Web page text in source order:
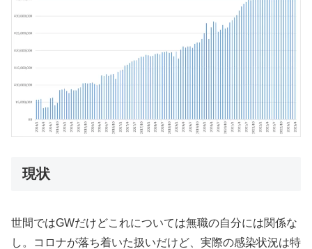
現状
世間ではGWだけどこれについては無職の自分には関係な
し。コロナが落ち着いた扱いだけど、実際の感染状況は特